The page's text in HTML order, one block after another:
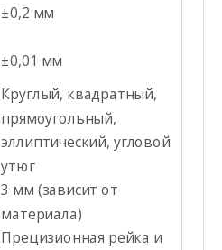
±0,2 мм
±0,01 мм
Круглый, квадратный,
прямоугольный,
эллиптический, угловой
утюг
3 мм (зависит от
материала)
Прецизионная рейка и